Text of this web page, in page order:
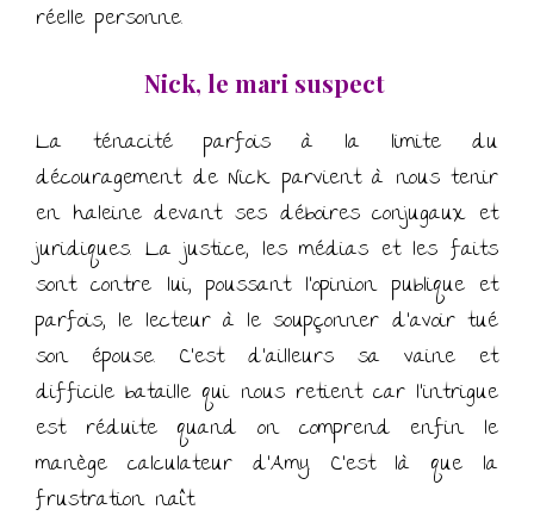
réelle personne.
Nick, le mari suspect
La ténacité parfois à la limite du
découragement de Nick parvient à nous tenir
en haleine devant ses déboires conjugaux et
juridiques. La justice, les médias et les faits
sont contre lui, poussant l’opinion publique et
parfois, le lecteur à le soupçonner d’avoir tué
son épouse. C’est d’ailleurs sa vaine et
difficile bataille qui nous retient car l’intrigue
est réduite quand on comprend enfin le
manège calculateur d’Amy. C’est là que la
frustration naît.